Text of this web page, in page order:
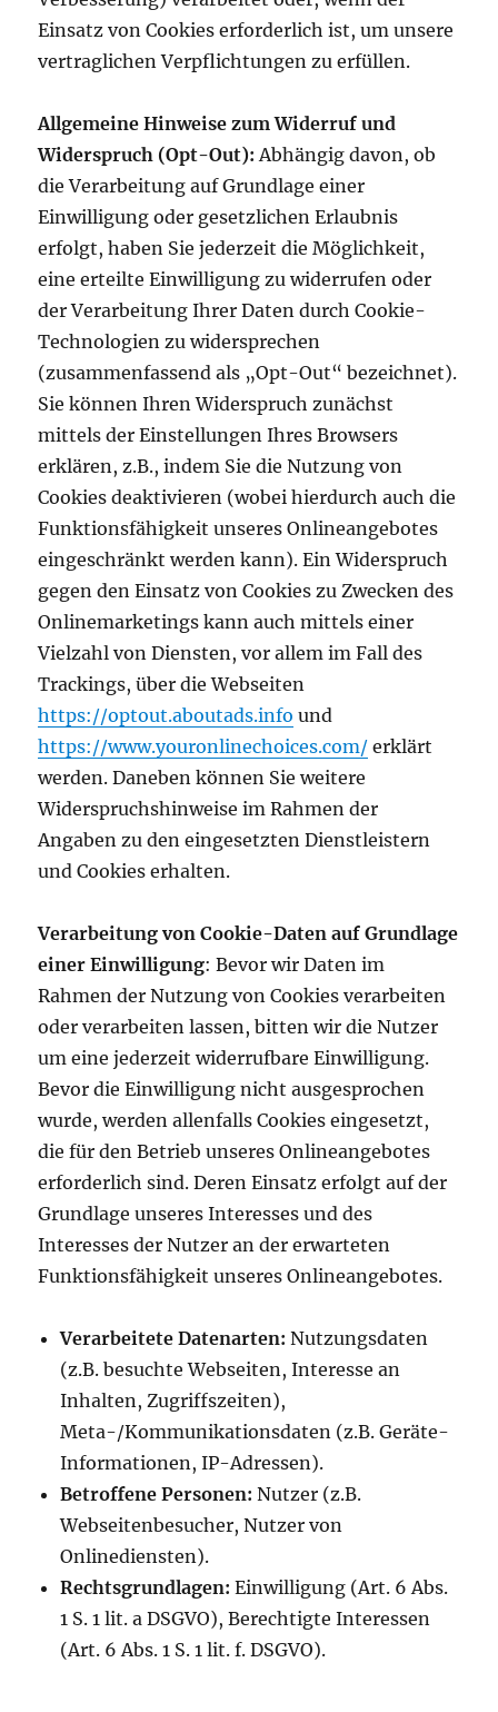
Einsatz von Cookies erforderlich ist, um unsere
vertraglichen Verpflichtungen zu erfüllen.
Allgemeine Hinweise zum Widerruf und
Widerspruch (Opt-Out):Abhängig davon, ob
die Verarbeitung auf Grundlage einer
Einwilligung oder gesetzlichen Erlaubnis
erfolgt, haben Sie jederzeit die Möglichkeit,
eine erteilte Einwilligung zu widerrufen oder
der Verarbeitung Ihrer Daten durch Cookie-
Technologien zu widersprechen
(zusammenfassend als „Opt-Out“ bezeichnet).
Sie können Ihren Widerspruch zunächst
mittels der Einstellungen Ihres Browsers
erklären, z.B., indem Sie die Nutzung von
Cookies deaktivieren (wobei hierdurch auch die
Funktionsfähigkeit unseres Onlineangebotes
eingeschränkt werden kann). Ein Widerspruch
gegen den Einsatz von Cookies zu Zwecken des
Onlinemarketings kann auch mittels einer
Vielzahl von Diensten, vor allem im Fall des
Trackings, über die Webseiten
https://optout.aboutads.info und
https://www.youronlinechoices.com/ erklärt
werden. Daneben können Sie weitere
Widerspruchshinweise im Rahmen der
Angaben zu den eingesetzten Dienstleistern
und Cookies erhalten.
Verarbeitung von Cookie-Daten auf Grundlage
einer Einwilligung: Bevor wir Daten im
Rahmen der Nutzung von Cookies verarbeiten
oder verarbeiten lassen, bitten wir die Nutzer
um eine jederzeit widerrufbare Einwilligung.
Bevor die Einwilligung nicht ausgesprochen
wurde, werden allenfalls Cookies eingesetzt,
die für den Betrieb unseres Onlineangebotes
erforderlich sind. Deren Einsatz erfolgt auf der
Grundlage unseres Interesses und des
Interesses der Nutzer an der erwarteten
Funktionsfähigkeit unseres Onlineangebotes.
Verarbeitete Datenarten: Nutzungsdaten
(z.B. besuchte Webseiten, Interesse an
Inhalten, Zugriffszeiten),
Meta-/Kommunikationsdaten (z.B. Geräte-
Informationen, IP-Adressen).
Betroffene Personen: Nutzer (z.B.
Webseitenbesucher, Nutzer von
Onlinediensten).
Rechtsgrundlagen: Einwilligung (Art. 6 Abs.
1 S. 1 lit. a DSGVO), Berechtigte Interessen
(Art. 6 Abs. 1 S. 1 lit. f. DSGVO).